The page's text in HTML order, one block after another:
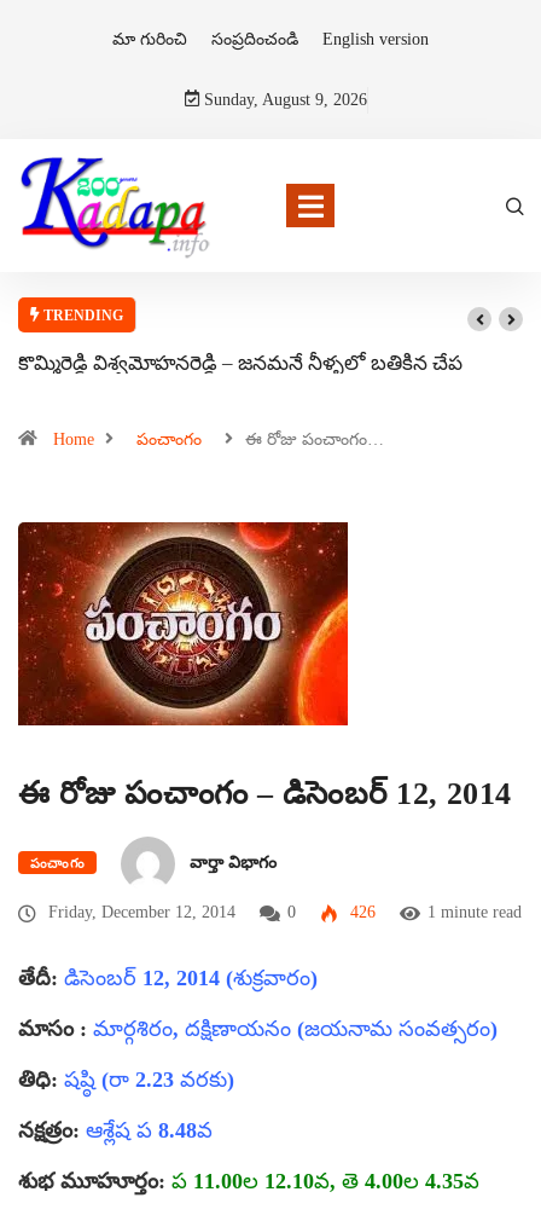
మా గురించి సంప్రదించండి English version
Sunday, August 9, 2026
TRENDING
కొమ్మిరెడ్డి విశ్వమోహనరెడ్డి – జనమనే నీళ్ళలో బతికిన చేప
Home పంచాంగం ఈ రోజు పంచాంగం…
ఈ రోజు పంచాంగం – డిసెంబర్ 12, 2014
పంచాంగం వార్తా విభాగం
Friday, December 12, 2014 0 426 1 minute read
తేదీ: డిసెంబర్ 12, 2014 (శుక్రవారం)
మాసం : మార్గశిరం, దక్షిణాయనం (జయనామ సంవత్సరం)
తిధి: షష్ఠి (రా 2.23 వరకు)
నక్షత్రం: ఆశ్లేష ప 8.48వ
శుభ మూహూర్తం: ప 11.00ల 12.10వ, తె 4.00ల 4.35వ